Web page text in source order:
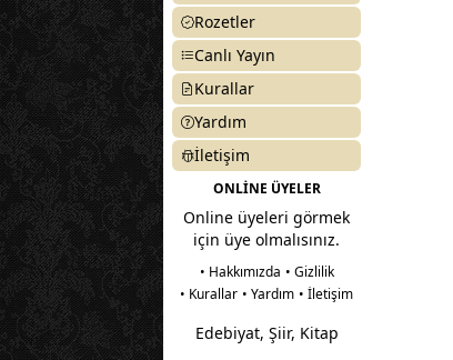
Rozetler
Canlı Yayın
Kurallar
Yardım
İletişim
ONLİNE ÜYELER
Online üyeleri görmek
için üye olmalısınız.
• Hakkımızda • Gizlilik
• Kurallar • Yardım • İletişim
Edebiyat, Şiir, Kitap